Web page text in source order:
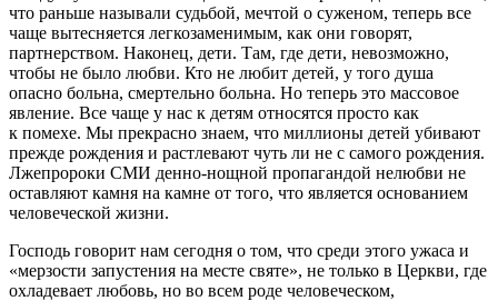
что раньше называли судьбой, мечтой о суженом, теперь все
чаще вытесняется легкозаменимым, как они говорят,
партнерством. Наконец, дети. Там, где дети, невозможно,
чтобы не было любви. Кто не любит детей, у того душа
опасно больна, смертельно больна. Но теперь это массовое
явление. Все чаще у нас к детям относятся просто как
к помехе. Мы прекрасно знаем, что миллионы детей убивают
прежде рождения и растлевают чуть ли не с самого рождения.
Лжепророки СМИ денно-нощной пропагандой нелюбви не
оставляют камня на камне от того, что является основанием
человеческой жизни.
Господь говорит нам сегодня о том, что среди этого ужаса и
«мерзости запустения на месте святе», не только в Церкви, где
охладевает любовь, но во всем роде человеческом,